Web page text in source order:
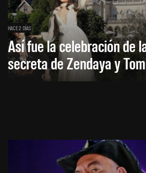
HACE 2 DÍAS
Así fue la celebración de
secreta de Zendaya y